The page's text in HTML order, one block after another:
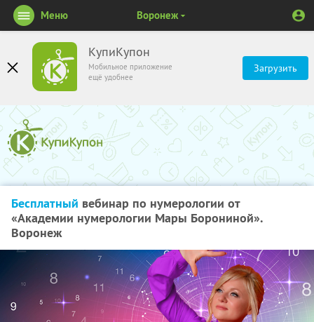
КупиКупон
Мобильное приложение
ещё удобнее
Загрузить
Меню Воронеж
Бесплатный вебинар по нумерологии от
«Академии нумерологии Мары Борониной».
Воронеж